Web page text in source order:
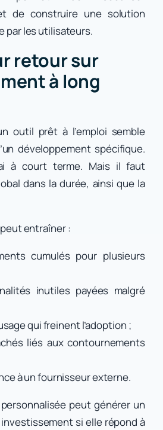
de construire une solution
par les utilisateurs.
retour sur
à long
outil prêt à l’emploi semble
développement spécifique.
à court terme. Mais il faut
dans la durée, ainsi que la
entraîner :
cumulés pour plusieurs
inutiles payées malgré
qui freinent l’adoption ;
liés aux contournements
à un fournisseur externe.
peut générer un
si elle répond à